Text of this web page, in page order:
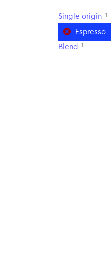
Single origin 1
Espresso
Blend 1